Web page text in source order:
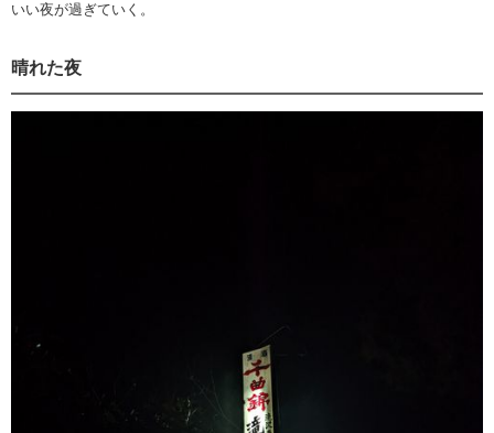
いい夜が過ぎていく。
晴れた夜